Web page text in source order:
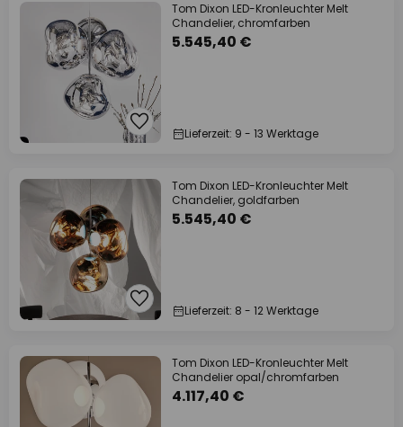
Tom Dixon LED-Kronleuchter Melt
Chandelier, chromfarben
5.545,40 €
Lieferzeit: 9 - 13 Werktage
Tom Dixon LED-Kronleuchter Melt
Chandelier, goldfarben
5.545,40 €
Lieferzeit: 8 - 12 Werktage
Tom Dixon LED-Kronleuchter Melt
Chandelier opal/chromfarben
4.117,40 €